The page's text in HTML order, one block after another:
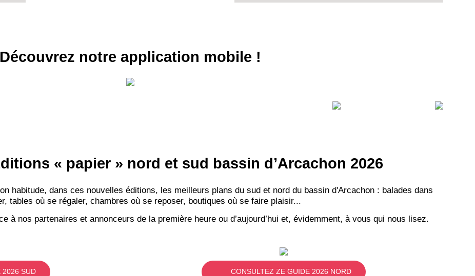
Découvrez notre application mobile !
« papier » nord et sud bassin d’Arcachon 2026
habitude, dans ces nouvelles éditions, les meilleurs plans du sud et nord du bassin d'Arcachon : balades dans
tables où se régaler, chambres où se reposer, boutiques où se faire plaisir...
à nos partenaires et annonceurs de la première heure ou d’aujourd’hui et, évidemment, à vous qui nous lisez.
2026 SUD CONSULTEZ ZE GUIDE 2026 NORD